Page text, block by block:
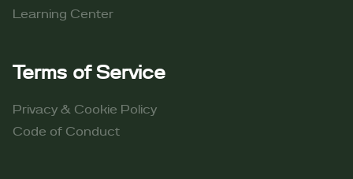
Learning Center
Terms of Service​
Privacy & Cookie Policy
Code of Conduct​